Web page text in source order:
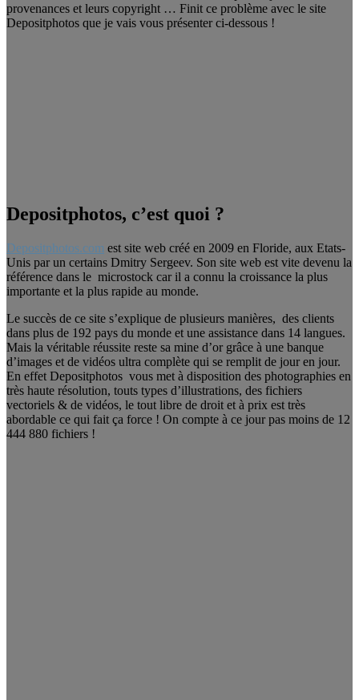
provenances et leurs copyright … Finit ce problème avec le site
Depositphotos que je vais vous présenter ci-dessous !
Depositphotos, c’est quoi ?
Depositphotos.com est site web créé en 2009 en Floride, aux Etats-
Unis par un certains Dmitry Sergeev. Son site web est vite devenu la
référence dans le microstock car il a connu la croissance la plus
importante et la plus rapide au monde.
Le succès de ce site s’explique de plusieurs manières, des clients
dans plus de 192 pays du monde et une assistance dans 14 langues.
Mais la véritable réussite reste sa mine d’or grâce à une banque
d’images et de vidéos ultra complète qui se remplit de jour en jour.
En effet Depositphotos vous met à disposition des photographies en
très haute résolution, touts types d’illustrations, des fichiers
vectoriels & de vidéos, le tout libre de droit et à prix est très
abordable ce qui fait ça force ! On compte à ce jour pas moins de 12
444 880 fichiers !